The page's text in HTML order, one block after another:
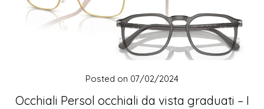
Occhiali Persol occhiali da vista graduati – I
Posted on 07/02/2024